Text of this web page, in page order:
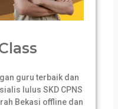
guru terbaik dan
lulus SKD CPNS
Bekasi offline dan